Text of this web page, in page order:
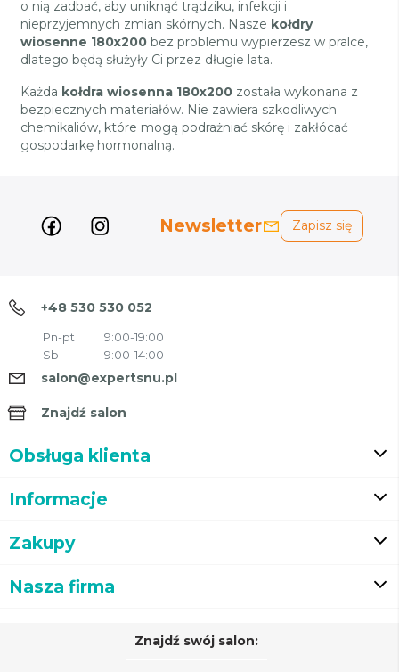
o nią zadbać, aby uniknąć trądziku, infekcji i
nieprzyjemnych zmian skórnych. Nasze kołdry
wiosenne 180x200 bez problemu wypierzesz w pralce,
dlatego będą służyły Ci przez długie lata.
Każda kołdra wiosenna 180x200 została wykonana z
bezpiecznych materiałów. Nie zawiera szkodliwych
chemikaliów, które mogą podrażniać skórę i zakłócać
gospodarkę hormonalną.
Newsletter Zapisz się
+48 530 530 052
Pn-pt
9:00-19:00
Sb
9:00-14:00
salon@expertsnu.pl
Znajdź salon
Obsługa klienta
Informacje
Zakupy
Nasza firma
Znajdź swój salon: